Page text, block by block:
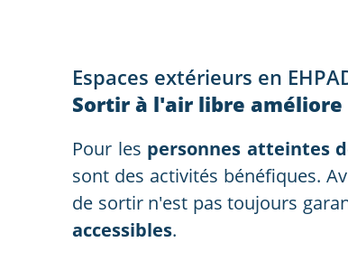
Espaces extérieurs en
Sortir à l'air libre
Pour les personnes atteintes
sont des activités bénéfiques.
de sortir n'est pas toujours
accessibles.